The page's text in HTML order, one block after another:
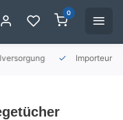
0
Importeur für